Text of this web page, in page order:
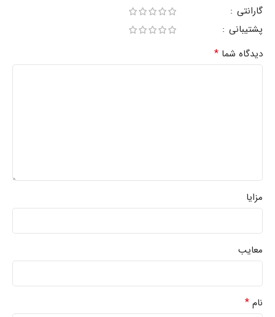
گارانتی
پشتیبانی
دیدگاه شما *
مزایا
معایب
نام *